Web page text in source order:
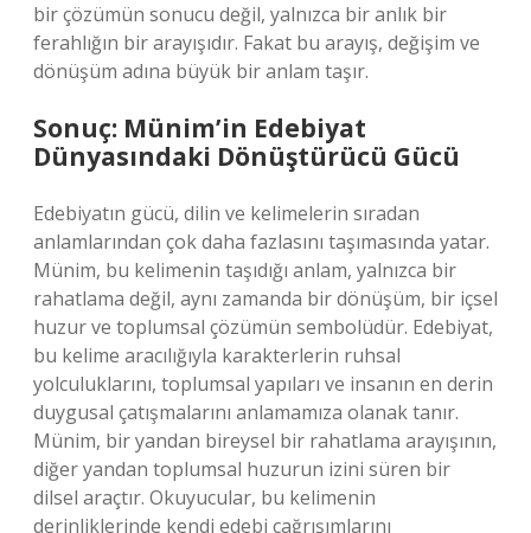
bir çözümün sonucu değil, yalnızca bir anlık bir
ferahlığın bir arayışıdır. Fakat bu arayış, değişim ve
dönüşüm adına büyük bir anlam taşır.
Sonuç: Münim’in Edebiyat
Dünyasındaki Dönüştürücü Gücü
Edebiyatın gücü, dilin ve kelimelerin sıradan
anlamlarından çok daha fazlasını taşımasında yatar.
Münim, bu kelimenin taşıdığı anlam, yalnızca bir
rahatlama değil, aynı zamanda bir dönüşüm, bir içsel
huzur ve toplumsal çözümün sembolüdür. Edebiyat,
bu kelime aracılığıyla karakterlerin ruhsal
yolculuklarını, toplumsal yapıları ve insanın en derin
duygusal çatışmalarını anlamamıza olanak tanır.
Münim, bir yandan bireysel bir rahatlama arayışının,
diğer yandan toplumsal huzurun izini süren bir
dilsel araçtır. Okuyucular, bu kelimenin
derinliklerinde kendi edebi çağrışımlarını